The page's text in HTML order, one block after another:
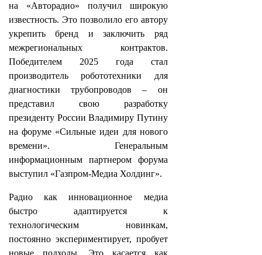
на «Авторадио» получил широкую
известность. Это позволило его автору
укрепить бренд и заключить ряд
межрегиональных контрактов.
Победителем 2025 года стал
производитель робототехники для
диагностики трубопроводов – он
представил свою разработку
президенту России Владимиру Путину
на форуме «Сильные идеи для нового
времени». Генеральным
информационным партнером форума
выступил «Газпром-Медиа Холдинг».
Радио как инновационное медиа
быстро адаптируется к
технологическим новинкам,
постоянно экспериментирует, пробует
новые подходы. Это касается как